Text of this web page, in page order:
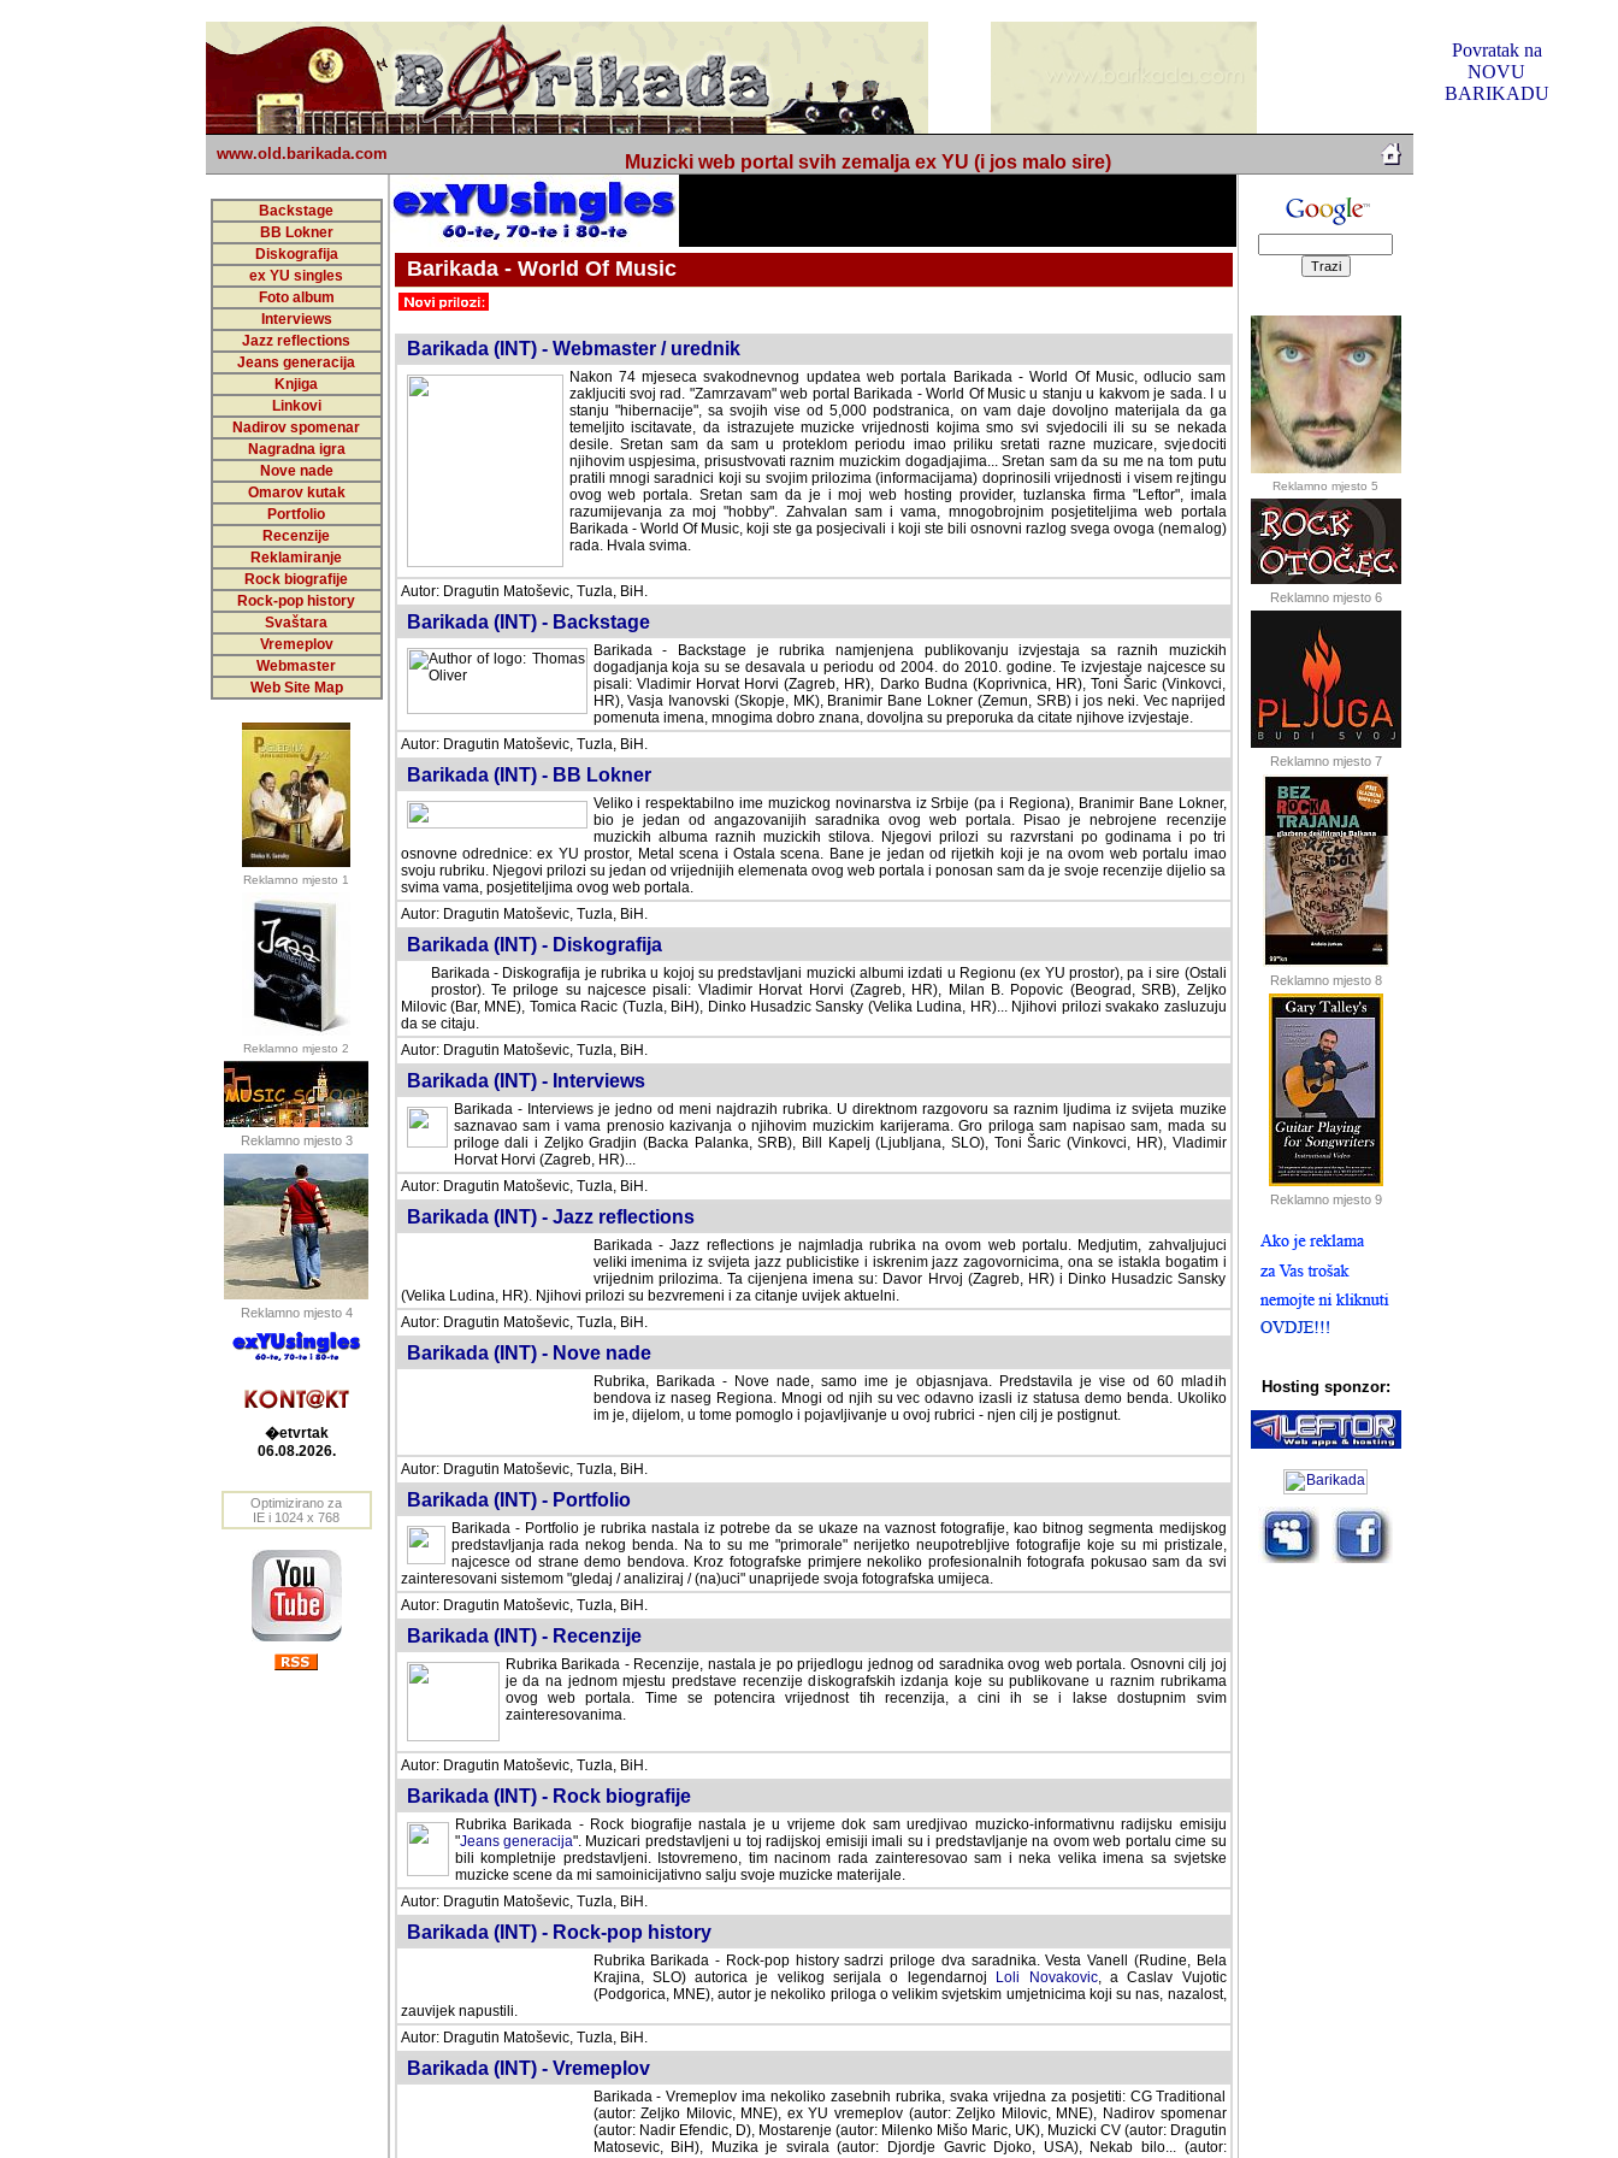
Povratak na
NOVU
BARIKADU
www.old.barikada.com Muzicki web portal svih zemalja ex YU (i jos malo sire)
Backstage
BB Lokner
Diskografija
ex YU singles
Foto album
Interviews
Jazz reflections
Jeans generacija
Knjiga
Linkovi
Nadirov spomenar
Nagradna igra
Nove nade
Omarov kutak
Portfolio
Recenzije
Reklamiranje
Rock biografije
Rock-pop history
Svaštara
Vremeplov
Webmaster
Web Site Map
Reklamno mjesto 1
Reklamno mjesto 2
Reklamno mjesto 3
Reklamno mjesto 4
�etvrtak
06.08.2026.
Optimizirano za
IE i 1024 x 768
Barikada - World Of Music
Barikada (INT) - Webmaster / urednik
Nakon 74 mjeseca svakodnevnog updatea web portala Barikada - World Of Music, odlucio sam
zakljuciti svoj rad. "Zamrzavam" web portal Barikada - World Of Music u stanju u kakvom je sada. I u
stanju "hibernacije", sa svojih vise od 5,000 podstranica, on vam daje dovoljno materijala da ga
temeljito iscitavate, da istrazujete muzicke vrijednosti kojima smo svi svjedocili ili su se nekada desile.
Sretan sam da sam u proteklom periodu imao priliku sretati razne muzicare, svjedociti njihovim
uspjesima, prisustvovati raznim muzickim dogadjajima... Sretan sam da su me na tom putu pratili
mnogi saradnici koji su svojim prilozima (informacijama) doprinosili vrijednosti i visem rejtingu ovog
web portala. Sretan sam da je i moj web hosting provider, tuzlanska firma "Leftor", imala
razumijevanja za moj "hobby". Zahvalan sam i vama, mnogobrojnim posjetiteljima web portala
Barikada - World Of Music, koji ste ga posjecivali i koji ste bili osnovni razlog svega ovoga (nemalog)
rada. Hvala svima.
Autor: Dragutin Matoševic, Tuzla, BiH.
Barikada (INT) - Backstage
Barikada - Backstage je rubrika namjenjena publikovanju izvjestaja sa raznih muzickih
dogadjanja koja su se desavala u periodu od 2004. do 2010. godine. Te izvjestaje najcesce su
pisali: Vladimir Horvat Horvi (Zagreb, HR), Darko Budna (Koprivnica, HR), Toni Šaric (Vinkovci,
HR), Vasja Ivanovski (Skopje, MK), Branimir Bane Lokner (Zemun, SRB) i jos neki. Vec naprijed
pomenuta imena, mnogima dobro znana, dovoljna su preporuka da citate njihove izvjestaje.
Autor: Dragutin Matoševic, Tuzla, BiH.
Barikada (INT) - BB Lokner
Veliko i respektabilno ime muzickog novinarstva iz Srbije (pa i Regiona), Branimir Bane Lokner,
bio je jedan od angazovanijih saradnika ovog web portala. Pisao je nebrojene recenzije muzickih
albuma raznih muzickih stilova. Njegovi prilozi su razvrstani po godinama i po tri osnovne
odrednice: ex YU prostor, Metal scena i Ostala scena. Bane je jedan od rijetkih koji je na ovom web portalu imao svoju rubriku.
Njegovi prilozi su jedan od vrijednijih elemenata ovog web portala i ponosan sam da je svoje recenzije dijelio sa svima vama,
posjetiteljima ovog web portala.
Autor: Dragutin Matoševic, Tuzla, BiH.
Barikada (INT) - Diskografija
Barikada - Diskografija je rubrika u kojoj su predstavljani muzicki albumi izdati u Regionu (ex YU prostor), pa i sire (Ostali
prostor). Te priloge su najcesce pisali: Vladimir Horvat Horvi (Zagreb, HR), Milan B. Popovic (Beograd, SRB), Zeljko Milovic
(Bar, MNE), Tomica Racic (Tuzla, BiH), Dinko Husadzic Sansky (Velika Ludina, HR)... Njihovi prilozi svakako zasluzuju da se
citaju.
Autor: Dragutin Matoševic, Tuzla, BiH.
Barikada (INT) - Interviews
Barikada - Interviews je jedno od meni najdrazih rubrika. U direktnom razgovoru sa raznim ljudima iz svijeta muzike
saznavao sam i vama prenosio kazivanja o njihovim muzickim karijerama. Gro priloga sam napisao sam, mada su
priloge dali i Zeljko Gradjin (Backa Palanka, SRB), Bill Kapelj (Ljubljana, SLO), Toni Šaric (Vinkovci, HR), Vladimir
Horvat Horvi (Zagreb, HR)...
Autor: Dragutin Matoševic, Tuzla, BiH.
Barikada (INT) - Jazz reflections
Barikada - Jazz reflections je najmladja rubrika na ovom web portalu. Medjutim, zahvaljujuci veliki
imenima iz svijeta jazz publicistike i iskrenim jazz zagovornicima, ona se istakla bogatim i
vrijednim prilozima. Ta cijenjena imena su: Davor Hrvoj (Zagreb, HR) i Dinko Husadzic Sansky
(Velika Ludina, HR). Njihovi prilozi su bezvremeni i za citanje uvijek aktuelni.
Autor: Dragutin Matoševic, Tuzla, BiH.
Barikada (INT) - Nove nade
Rubrika, Barikada - Nove nade, samo ime je objasnjava. Predstavila je vise od 60 mladih
bendova iz naseg Regiona. Mnogi od njih su vec odavno izasli iz statusa demo benda. Ukoliko im
je, dijelom, u tome pomoglo i pojavljivanje u ovoj rubrici - njen cilj je postignut.
Autor: Dragutin Matoševic, Tuzla, BiH.
Barikada (INT) - Portfolio
Barikada - Portfolio je rubrika nastala iz potrebe da se ukaze na vaznost fotografije, kao bitnog segmenta medijskog
predstavljanja rada nekog benda. Na to su me "primorale" nerijetko neupotrebljive fotografije koje su mi pristizale,
najcesce od strane demo bendova. Kroz fotografske primjere nekoliko profesionalnih fotografa pokusao sam da svi
zainteresovani sistemom "gledaj / analiziraj / (na)uci" unaprijede svoja fotografska umijeca.
Autor: Dragutin Matoševic, Tuzla, BiH.
Barikada (INT) - Recenzije
Rubrika Barikada - Recenzije, nastala je po prijedlogu jednog od saradnika ovog web portala. Osnovni cilj joj
je da na jednom mjestu predstave recenzije diskografskih izdanja koje su publikovane u raznim rubrikama
ovog web portala. Time se potencira vrijednost tih recenzija, a cini ih se i lakse dostupnim svim
zainteresovanima.
Autor: Dragutin Matoševic, Tuzla, BiH.
Barikada (INT) - Rock biografije
Rubrika Barikada - Rock biografije nastala je u vrijeme dok sam uredjivao muzicko-informativnu radijsku emisiju
"Jeans generacija". Muzicari predstavljeni u toj radijskoj emisiji imali su i predstavljanje na ovom web portalu cime su
bili kompletnije predstavljeni. Istovremeno, tim nacinom rada zainteresovao sam i neka velika imena sa svjetske
muzicke scene da mi samoinicijativno salju svoje muzicke materijale.
Autor: Dragutin Matoševic, Tuzla, BiH.
Barikada (INT) - Rock-pop history
Rubrika Barikada - Rock-pop history sadrzi priloge dva saradnika. Vesta Vanell (Rudine, Bela
Krajina, SLO) autorica je velikog serijala o legendarnoj
Loli Novakovic, a Caslav Vujotic
(Podgorica, MNE), autor je nekoliko priloga o velikim svjetskim umjetnicima koji su nas, nazalost,
zauvijek napustili.
Autor: Dragutin Matoševic, Tuzla, BiH.
Barikada (INT) - Vremeplov
Barikada - Vremeplov ima nekoliko zasebnih rubrika, svaka vrijedna za posjetiti: CG Traditional
(autor: Zeljko Milovic, MNE), ex YU vremeplov (autor: Zeljko Milovic, MNE), Nadirov spomenar
(autor: Nadir Efendic, D), Mostarenje (autor: Milenko Mišo Maric, UK), Muzicki CV (autor: Dragutin
Matosevic, BiH), Muzika je svirala (autor: Djordje Gavric Djoko, USA), Nekab bilo... (autor:
Reklamno mjesto 5
Reklamno mjesto 6
Reklamno mjesto 7
Reklamno mjesto 8
Reklamno mjesto 9
Hosting sponzor: